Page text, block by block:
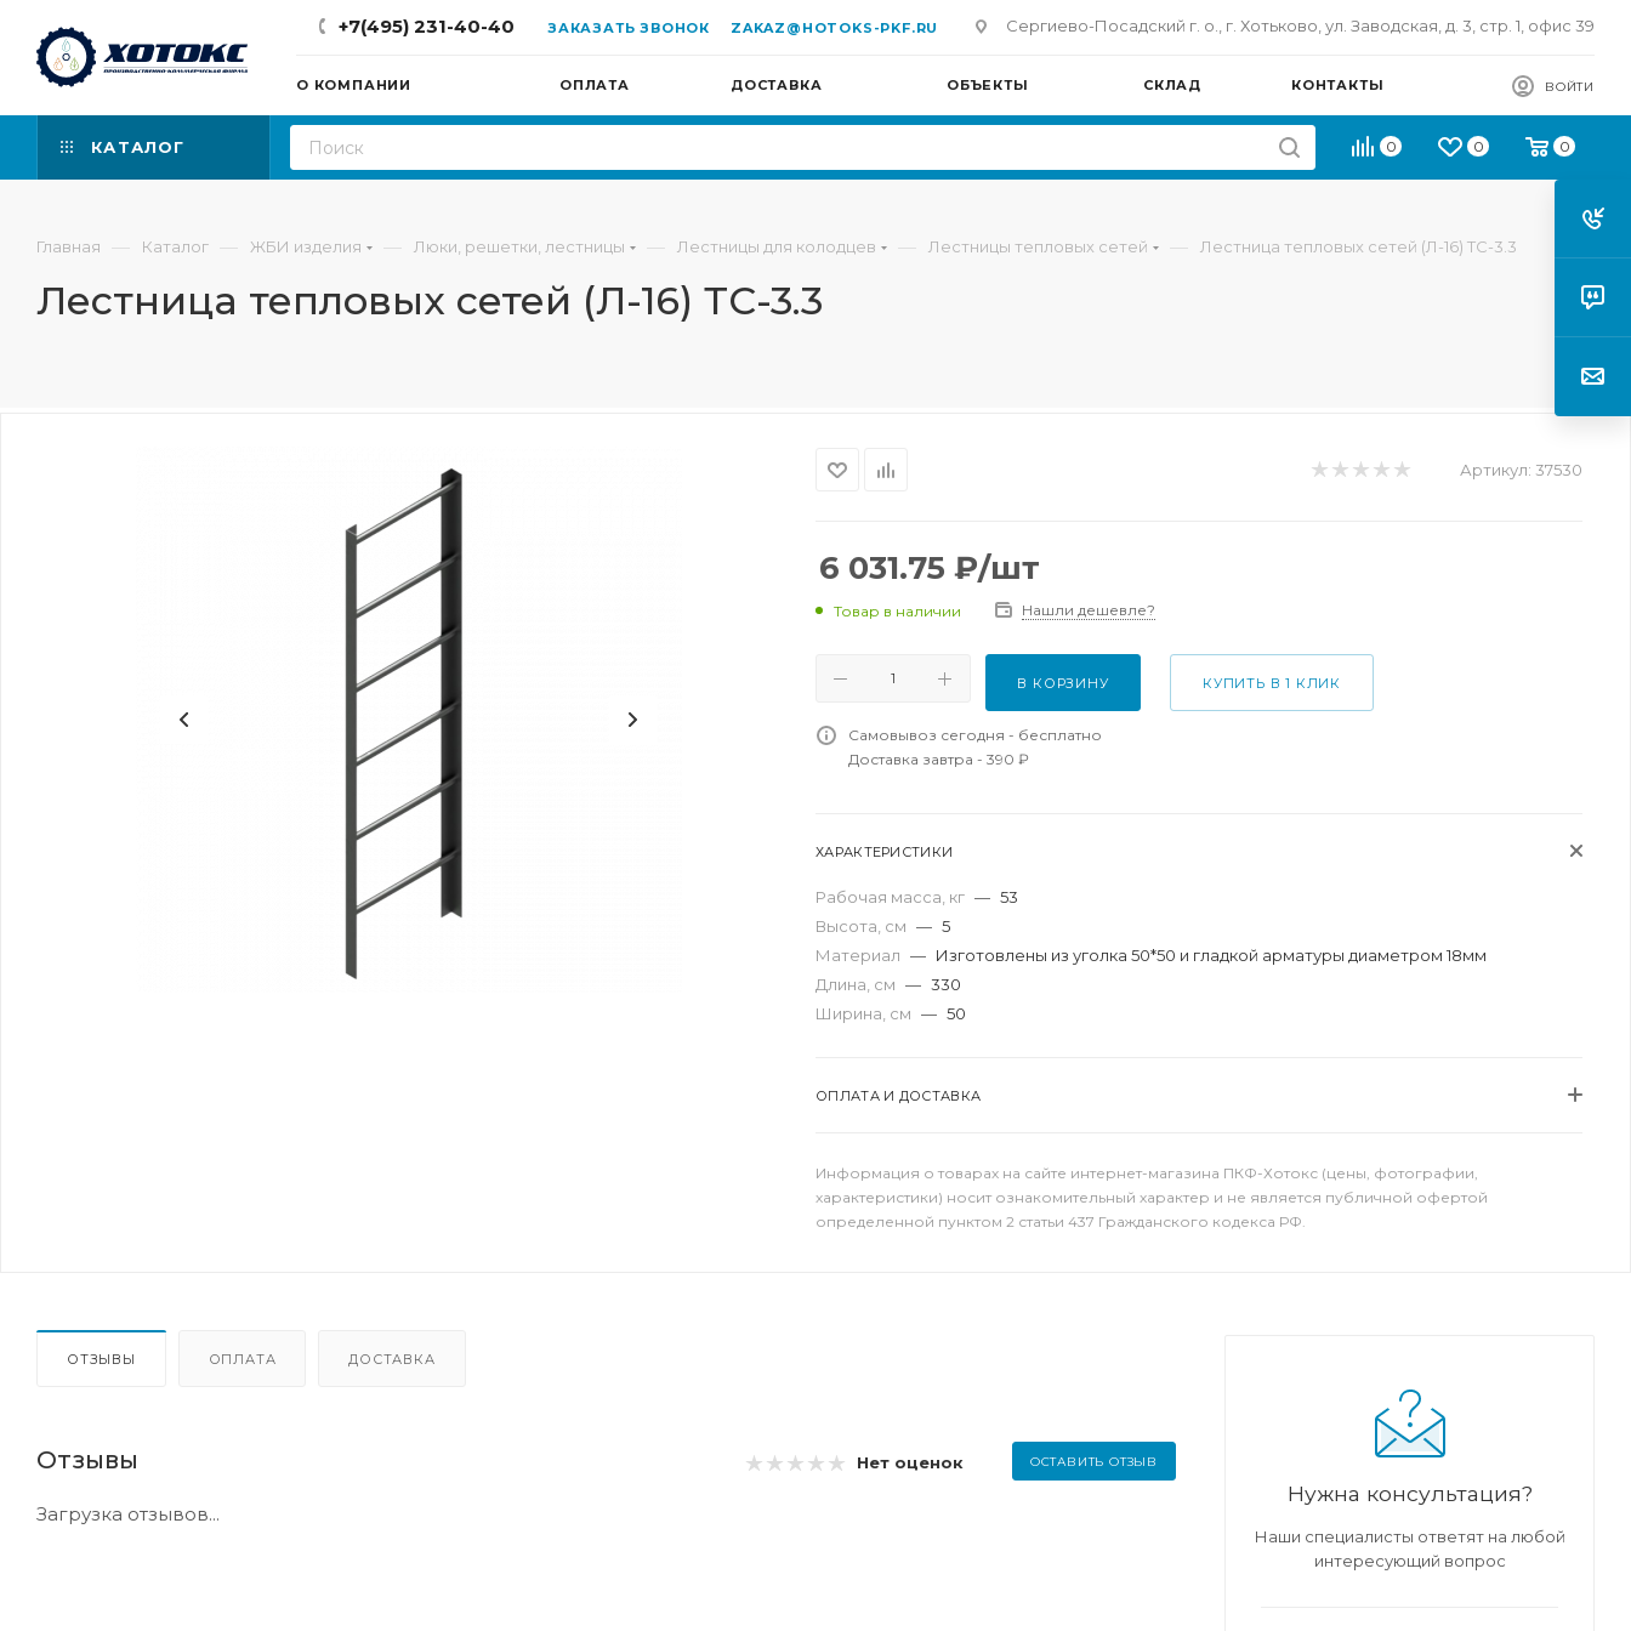
+7(495) 231-40-40 ЗАКАЗАТЬ ЗВОНОК ZAKAZ@HOTOKS-PKF.RU Сергиево-Посадский г. о., г. Хотьково, ул. Заводская, д. 3, стр. 1, офис 39
О КОМПАНИИ ОПЛАТА ДОСТАВКА ОБЪЕКТЫ СКЛАД КОНТАКТЫ ВОЙТИ
КАТАЛОГ 0 0 0
Главная — Каталог — ЖБИ изделия — Люки, решетки, лестницы — Лестницы для колодцев — Лестницы тепловых сетей — Лестница тепловых сетей (Л-16) ТС-3.3
Лестница тепловых сетей (Л-16) ТС-3.3
Артикул: 37530
6 031.75 ₽/шт
Товар в наличии Нашли дешевле?
В КОРЗИНУ КУПИТЬ В 1 КЛИК
Самовывоз сегодня - бесплатно
Доставка завтра - 390 ₽
ХАРАКТЕРИСТИКИ
Рабочая масса, кг — 53
Высота, см — 5
Материал — Изготовлены из уголка 50*50 и гладкой арматуры диаметром 18мм
Длина, см — 330
Ширина, см — 50
ОПЛАТА И ДОСТАВКА
Информация о товарах на сайте интернет-магазина ПКФ-Хотокс (цены, фотографии,
характеристики) носит ознакомительный характер и не является публичной офертой
определенной пунктом 2 статьи 437 Гражданского кодекса РФ.
ОТЗЫВЫ ОПЛАТА ДОСТАВКА
Отзывы Нет оценок ОСТАВИТЬ ОТЗЫВ
Загрузка отзывов...
Нужна консультация?
Наши специалисты ответят на любой
интересующий вопрос